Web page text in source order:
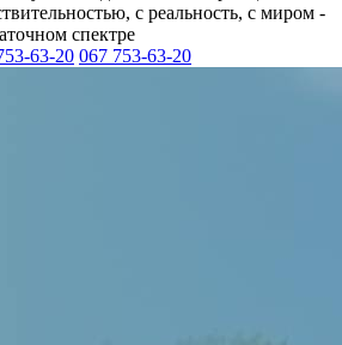
с реальность, с миром -
спектре
63-20 067 753-63-20